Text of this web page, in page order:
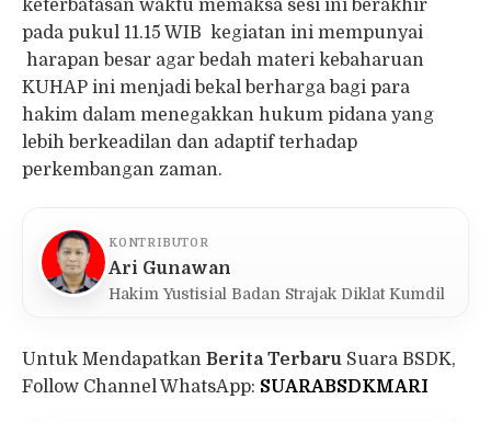
keterbatasan waktu memaksa sesi ini berakhir
pada pukul 11.15 WIB kegiatan ini mempunyai
harapan besar agar bedah materi kebaharuan
KUHAP ini menjadi bekal berharga bagi para
hakim dalam menegakkan hukum pidana yang
lebih berkeadilan dan adaptif terhadap
perkembangan zaman.
KONTRIBUTOR
Ari Gunawan
Hakim Yustisial Badan Strajak Diklat Kumdil
Untuk Mendapatkan Berita Terbaru Suara BSDK,
Follow Channel WhatsApp: SUARABSDKMARI